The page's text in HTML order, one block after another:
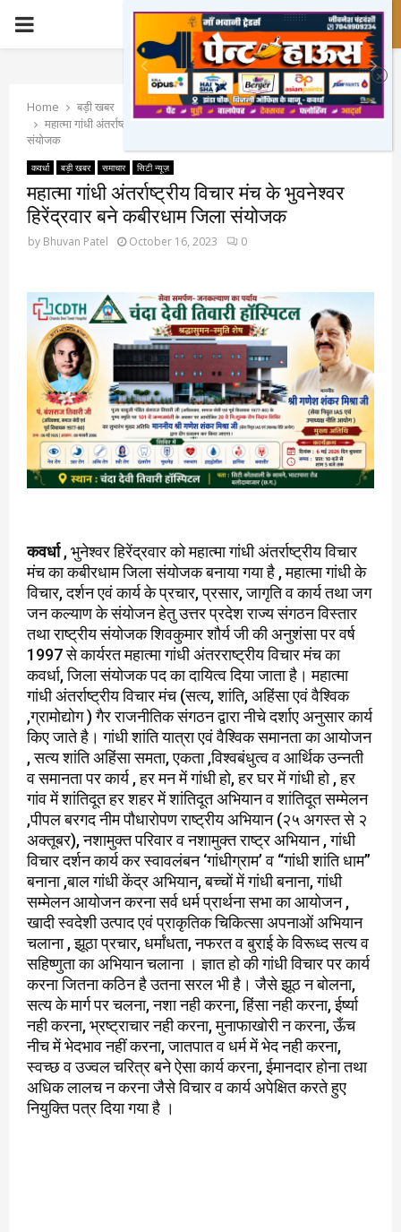
PRIMARY
Home
बड़ी खबर
महात्मा गांधी अंतर्राष्ट्रीय विचार मंच के भुवनेश्वर हिरेंद्रवार बने कबीरधाम जिला
संयोजक
कवर्धा बड़ी खबर समाचार सिटी न्यूज़
महात्मा गांधी अंतर्राष्ट्रीय विचार मंच के भुवनेश्वर
हिरेंद्रवार बने कबीरधाम जिला संयोजक
by Bhuvan Patel October 16, 2023 0
कवर्धा, भुनेश्वर हिरेंद्रवार को महात्मा गांधी अंतर्राष्ट्रीय विचार
मंच का कबीरधाम जिला संयोजक बनाया गया है , महात्मा गांधी के
विचार, दर्शन एवं कार्य के प्रचार, प्रसार, जागृति व कार्य तथा जग
जन कल्याण के संयोजन हेतु उत्तर प्रदेश राज्य संगठन विस्तार
तथा राष्ट्रीय संयोजक शिवकुमार शौर्य जी की अनुशंसा पर वर्ष
1997 से कार्यरत महात्मा गांधी अंतरराष्ट्रीय विचार मंच का
कवर्धा, जिला संयोजक पद का दायित्व दिया जाता है। महात्मा
गांधी अंतर्राष्ट्रीय विचार मंच (सत्य, शांति, अहिंसा एवं वैश्विक
,ग्रामोद्योग ) गैर राजनीतिक संगठन द्वारा नीचे दर्शाए अनुसार कार्य
किए जाते है। गांधी शांति यात्रा एवं वैश्विक समानता का आयोजन
, सत्य शांति अहिंसा समता, एकता ,विश्वबंधुत्व व आर्थिक उन्नती
व समानता पर कार्य , हर मन में गांधी हो, हर घर में गांधी हो , हर
गांव में शांतिदूत हर शहर में शांतिदूत अभियान व शांतिदूत सम्मेलन
,पीपल बरगद नीम पौधारोपण राष्ट्रीय अभियान (२५ अगस्त से २
अक्तूबर), नशामुक्त परिवार व नशामुक्त राष्ट्र अभियान , गांधी
विचार दर्शन कार्य कर स्वावलंबन ‘गांधीग्राम’ व “गांधी शांति धाम”
बनाना ,बाल गांधी केंद्र अभियान, बच्चों में गांधी बनाना, गांधी
सम्मेलन आयोजन करना सर्व धर्म प्रार्थना सभा का आयोजन ,
खादी स्वदेशी उत्पाद एवं प्राकृतिक चिकित्सा अपनाओं अभियान
चलाना , झूठा प्रचार, धर्मांधता, नफरत व बुराई के विरूध्द सत्य व
सहिष्णुता का अभियान चलाना । ज्ञात हो की गांधी विचार पर कार्य
करना जितना कठिन है उतना सरल भी है। जैसे झूठ न बोलना,
सत्य के मार्ग पर चलना, नशा नही करना, हिंसा नही करना, ईर्ष्या
नही करना, भ्रष्ट्राचार नही करना, मुनाफाखोरी न करना, ऊँच
नीच में भेदभाव नहीं करना, जातपात व धर्म में भेद नही करना,
स्वच्छ व उज्वल चरित्र बने ऐसा कार्य करना, ईमानदार होना तथा
अधिक लालच न करना जैसे विचार व कार्य अपेक्षित करते हुए
नियुक्ति पत्र दिया गया है ।